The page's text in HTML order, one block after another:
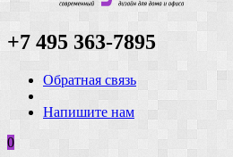
+7 495 363-7895
Обратная связь
Напишите нам
0